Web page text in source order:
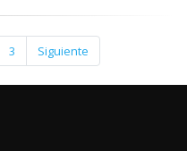
3 Siguiente